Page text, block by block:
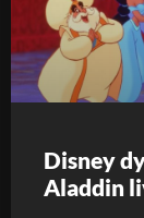
Disney
Aladdin